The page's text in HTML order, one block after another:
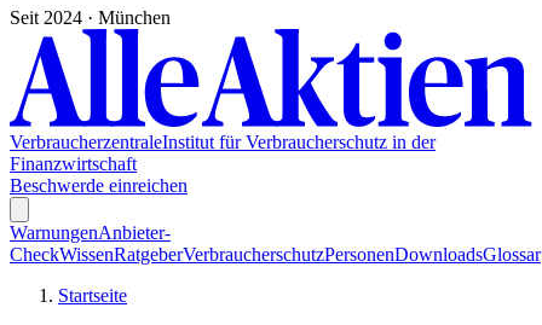
Seit 2024 · München
VerbraucherzentraleInstitut für Verbraucherschutz in der
Finanzwirtschaft
Beschwerde einreichen
WarnungenAnbieter-
CheckWissenRatgeberVerbraucherschutzPersonenDownloadsGlossar
Startseite